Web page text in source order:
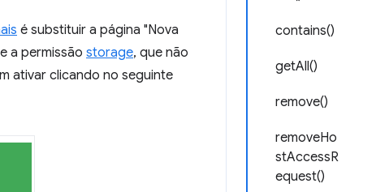
contains()
getAll()
remove()
removeHo
stAccessR
equest()
é substituir a página "Nova
a permissão storage, que não
ativar clicando no seguinte